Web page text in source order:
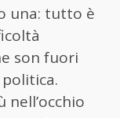
una: tutto è
son fuori
nell’occhio